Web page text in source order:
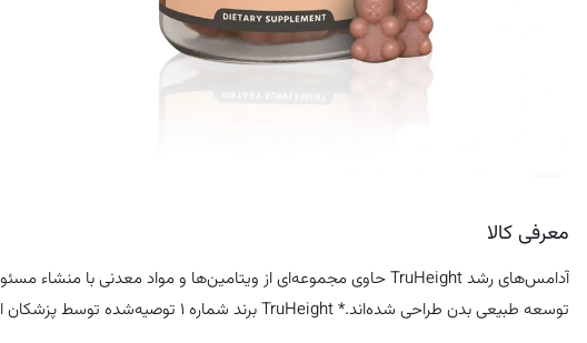
معرفی کالا
توسعه طبیعی بدن طراحی شده‌اند.* TruHeight برند شماره ۱ توصیه‌شده توسط پزشکان اطفال برای رشد و توسعه است.